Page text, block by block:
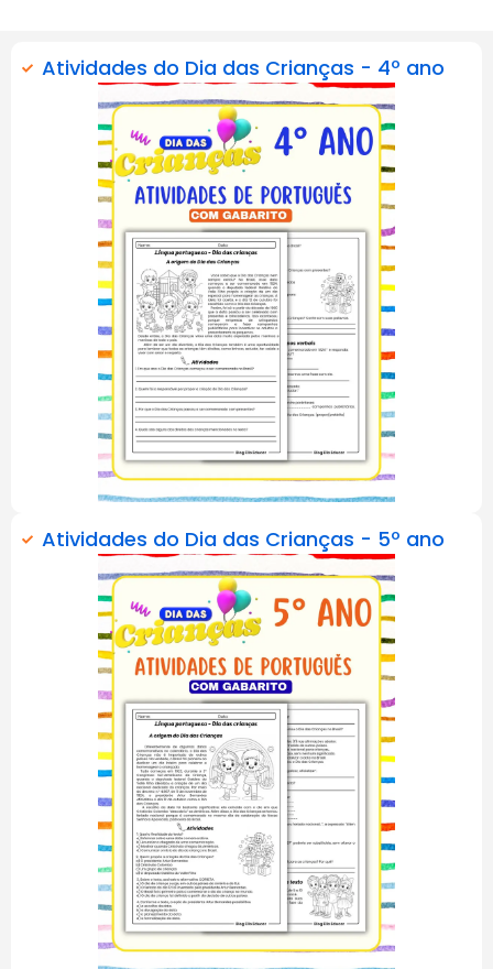
Atividades do Dia das Crianças - 4º ano
Atividades do Dia das Crianças - 5º ano